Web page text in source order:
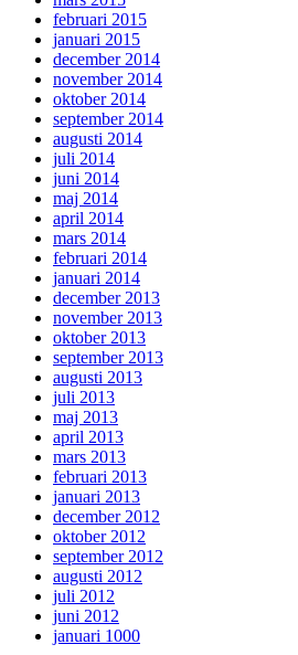
februari 2015
januari 2015
december 2014
november 2014
oktober 2014
september 2014
augusti 2014
juli 2014
juni 2014
maj 2014
april 2014
mars 2014
februari 2014
januari 2014
december 2013
november 2013
oktober 2013
september 2013
augusti 2013
juli 2013
maj 2013
april 2013
mars 2013
februari 2013
januari 2013
december 2012
oktober 2012
september 2012
augusti 2012
juli 2012
juni 2012
januari 1000